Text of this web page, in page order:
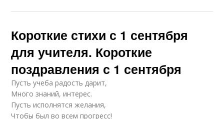
Короткие стихи с 1 сентября
для учителя. Короткие
поздравления с 1 сентября
Пусть учеба радость дарит,
Много знаний, интерес.
Пусть исполнятся желания,
Чтобы был во всем прогресс!